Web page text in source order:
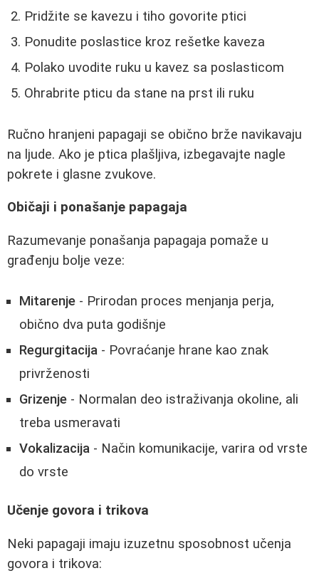
Pridžite se kavezu i tiho govorite ptici
Ponudite poslastice kroz rešetke kaveza
Polako uvodite ruku u kavez sa poslasticom
Ohrabrite pticu da stane na prst ili ruku
Ručno hranjeni papagaji se obično brže navikavaju
na ljude. Ako je ptica plašljiva, izbegavajte nagle
pokrete i glasne zvukove.
Običaji i ponašanje papagaja
Razumevanje ponašanja papagaja pomaže u
građenju bolje veze:
Mitarenje - Prirodan proces menjanja perja,
obično dva puta godišnje
Regurgitacija - Povraćanje hrane kao znak
privrženosti
Grizenje - Normalan deo istraživanja okoline, ali
treba usmeravati
Vokalizacija - Način komunikacije, varira od vrste
do vrste
Učenje govora i trikova
Neki papagaji imaju izuzetnu sposobnost učenja
govora i trikova: